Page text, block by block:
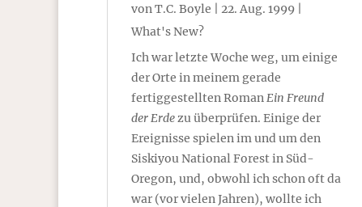
vonT.C. Boyle 22. Aug. 1999
What's New?
Ich war letzte Woche weg, um einige
der Orte in meinem gerade
fertiggestellten RomanEin Freund
der Erdezu überprüfen. Einige der
Ereignisse spielen im und um den
Siskiyou National Forest in Süd-
Oregon, und, obwohl ich schon oft da
war (vor vielen Jahren), wollte ich